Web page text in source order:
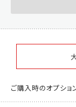
ご購入時のオプショ